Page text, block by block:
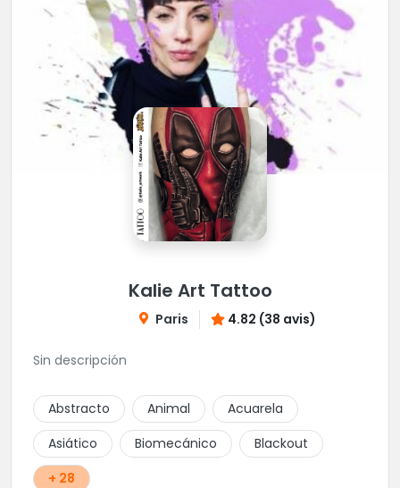
Kalie Art Tattoo
Paris 4.82 (38 avis)
Sin descripción
Abstracto Animal
Acuarela
Asiático
Biomecánico
Blackout
+ 28